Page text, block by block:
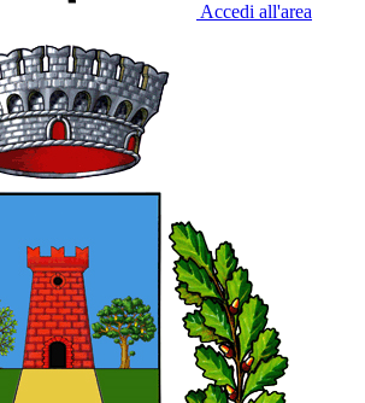
Accedi all'area